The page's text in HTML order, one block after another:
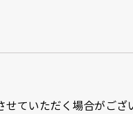
せていただく場合がござ